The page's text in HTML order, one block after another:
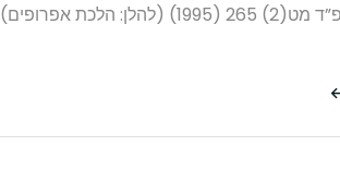
(1991) בע”מ, פ”ד מט(2) 265 (1995)